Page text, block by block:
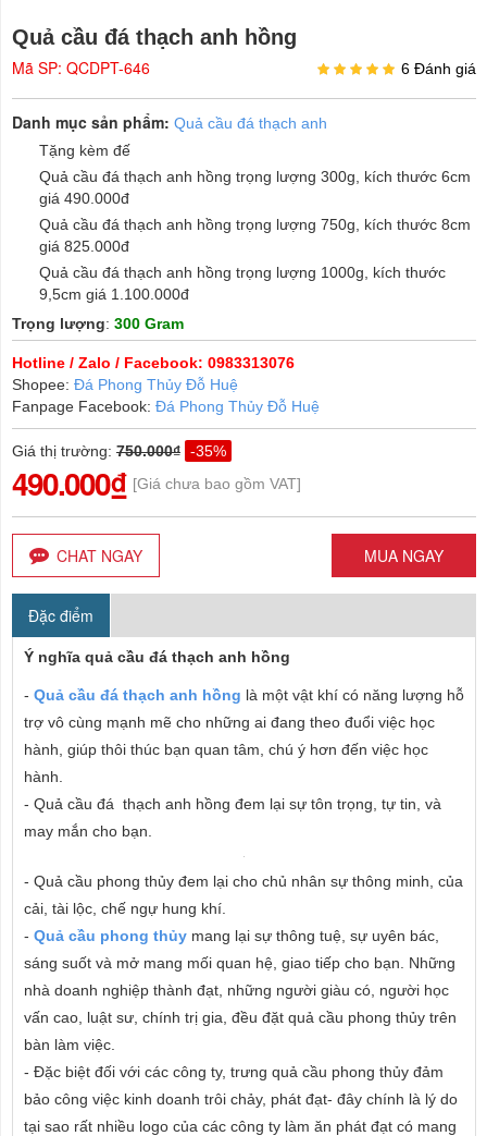
Quả cầu đá thạch anh hồng
Mã SP: QCDPT-646 6 Đánh giá
Danh mục sản phẩm: Quả cầu đá thạch anh
Tặng kèm đế
Quả cầu đá thạch anh hồng trọng lượng 300g, kích thước 6cm
giá 490.000đ
Quả cầu đá thạch anh hồng trọng lượng 750g, kích thước 8cm
giá 825.000đ
Quả cầu đá thạch anh hồng trọng lượng 1000g, kích thước
9,5cm giá 1.100.000đ
Trọng lượng: 300 Gram
Hotline / Zalo / Facebook: 0983313076
Shopee: Đá Phong Thủy Đỗ Huệ
Fanpage Facebook: Đá Phong Thủy Đỗ Huệ
Giá thị trường: 750.000₫ -35%
490.000₫ [Giá chưa bao gồm VAT]
CHAT NGAY MUA NGAY
Đặc điểm
Ý nghĩa quả cầu đá thạch anh hồng
- Quả cầu đá thạch anh hồng là một vật khí có năng lượng hỗ
trợ vô cùng mạnh mẽ cho những ai đang theo đuổi việc học
hành, giúp thôi thúc bạn quan tâm, chú ý hơn đến việc học
hành.
- Quả cầu đá thạch anh hồng đem lại sự tôn trọng, tự tin, và
may mắn cho bạn.
- Quả cầu phong thủy đem lại cho chủ nhân sự thông minh, của
cải, tài lộc, chế ngự hung khí.
- Quả cầu phong thủy mang lại sự thông tuệ, sự uyên bác,
sáng suốt và mở mang mối quan hệ, giao tiếp cho bạn. Những
nhà doanh nghiệp thành đạt, những người giàu có, người học
vấn cao, luật sư, chính trị gia, đều đặt quả cầu phong thủy trên
bàn làm việc.
- Đặc biệt đối với các công ty, trưng quả cầu phong thủy đảm
bảo công việc kinh doanh trôi chảy, phát đạt- đây chính là lý do
tại sao rất nhiều logo của các công ty làm ăn phát đạt có mang